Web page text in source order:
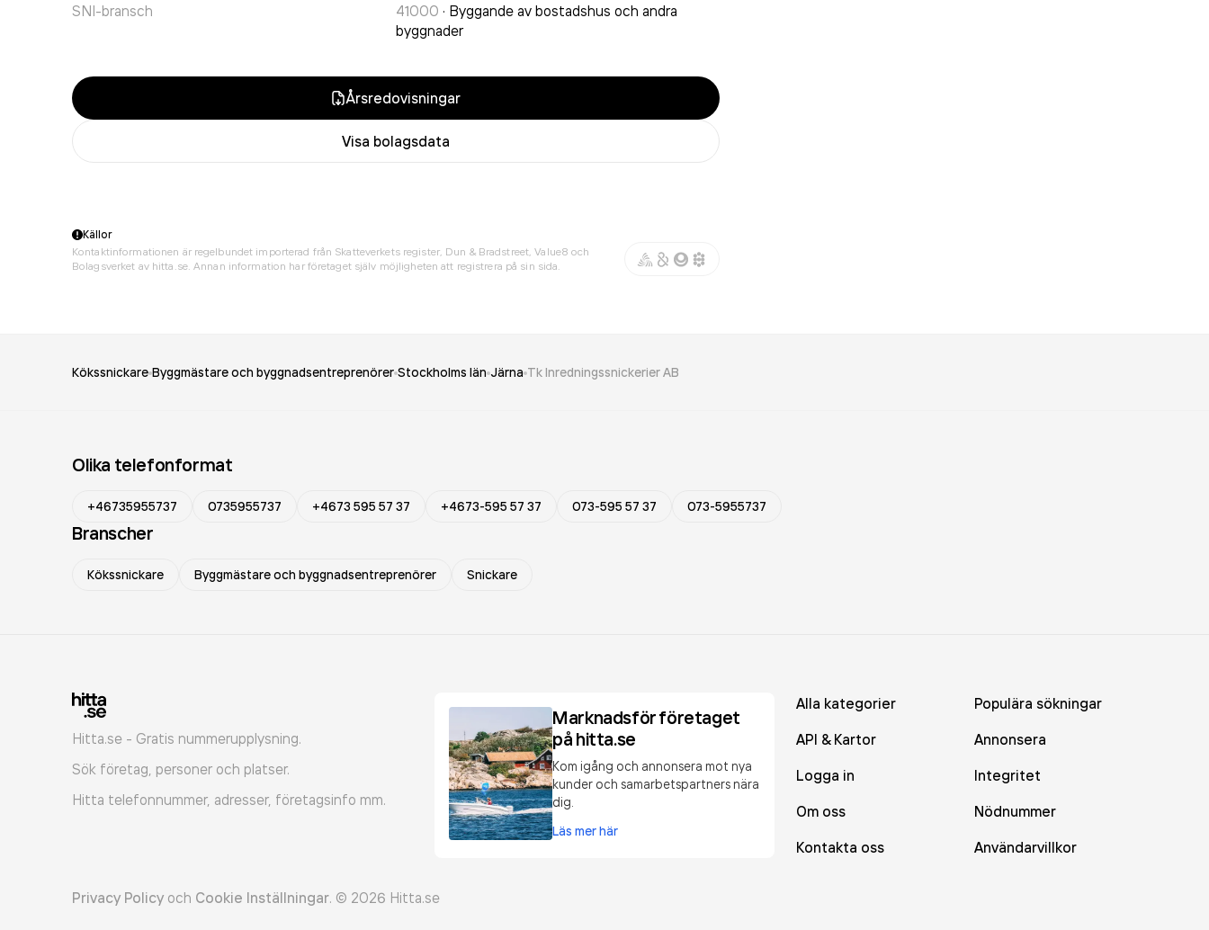
SNI-bransch 41000 · Byggande av bostadshus och andra
byggnader
Årsredovisningar
Visa bolagsdata
Källor
Kontaktinformationen är regelbundet importerad från Skatteverkets register, Dun & Bradstreet, Value8 och
Bolagsverket av hitta.se. Annan information har företaget själv möjligheten att registrera på sin sida.
Kökssnickare Byggmästare och byggnadsentreprenörer Stockholms län Järna Tk Inredningssnickerier AB
Olika telefonformat
+46735955737 0735955737 +4673 595 57 37 +4673-595 57 37 073-595 57 37 073-5955737
Branscher
Kökssnickare Byggmästare och byggnadsentreprenörer Snickare
Hitta.se - Gratis nummerupplysning.
Sök företag, personer och platser.
Hitta telefonnummer, adresser, företagsinfo mm.
Marknadsför företaget
på hitta.se
Kom igång och annonsera mot nya
kunder och samarbetspartners nära
dig.
Läs mer här
Alla kategorier
Populära sökningar
API & Kartor
Annonsera
Logga in
Integritet
Om oss
Nödnummer
Kontakta oss
Användarvillkor
Privacy Policy och Cookie Inställningar. © 2026 Hitta.se